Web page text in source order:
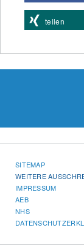
teilen
SITEMAP
WEITERE
IMPRESSUM
AEB
NHS